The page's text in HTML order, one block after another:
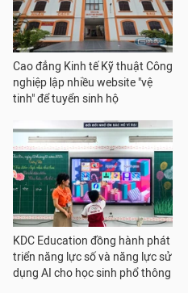
Cao đẳng Kinh tế Kỹ thuật Công
nghiệp lập nhiều website "vệ
tinh" để tuyển sinh hộ
KDC Education đồng hành phát
triển năng lực số và năng lực sử
dụng AI cho học sinh phổ thông